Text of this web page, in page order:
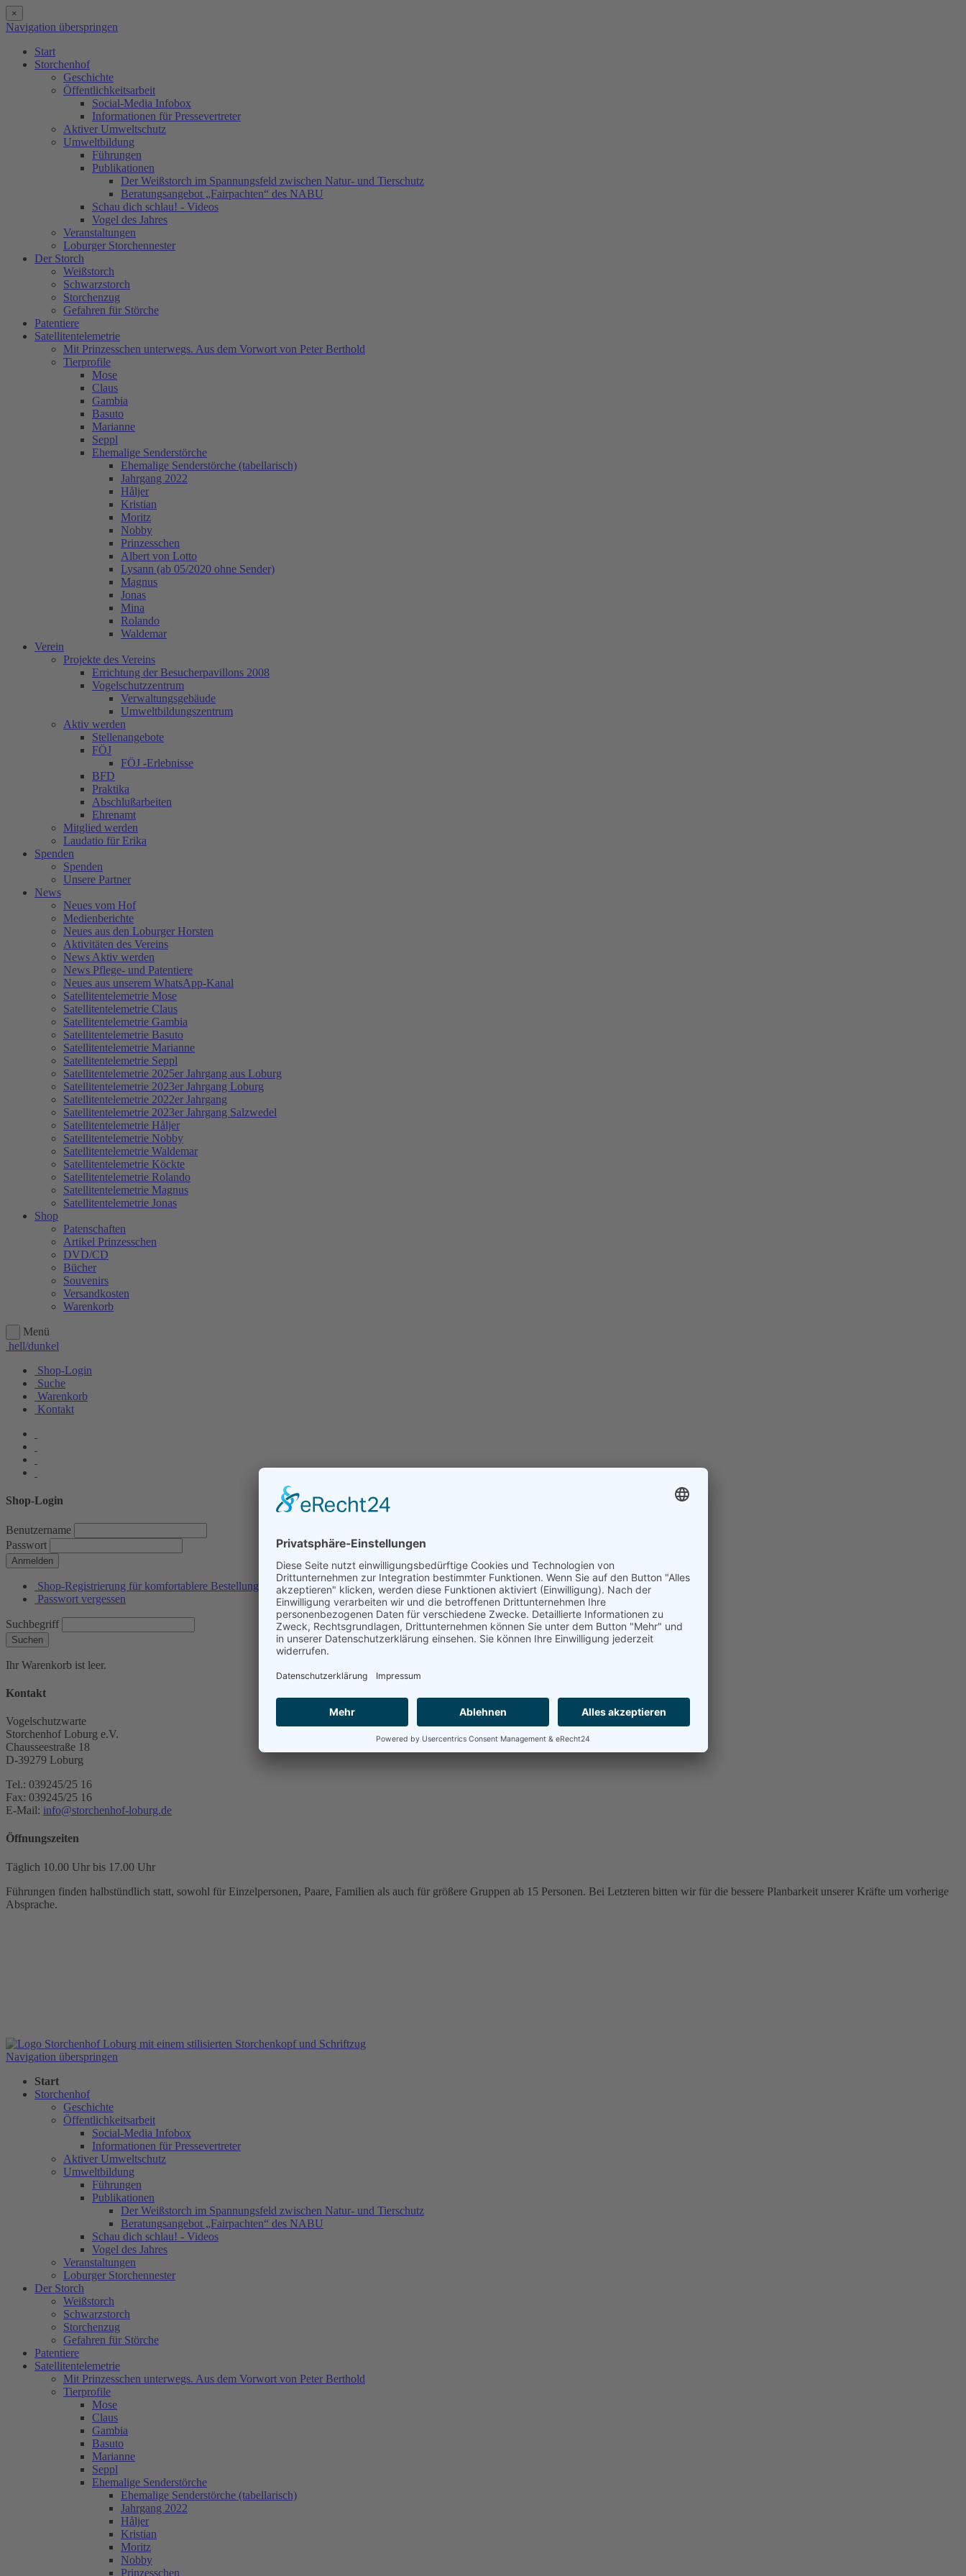
×
Navigation überspringen
Start
Storchenhof
Geschichte
Öffentlichkeitsarbeit
Social-Media Infobox
Informationen für Pressevertreter
Aktiver Umweltschutz
Umweltbildung
Führungen
Publikationen
Der Weißstorch im Spannungsfeld zwischen Natur- und Tierschutz
Beratungsangebot „Fairpachten“ des NABU
Schau dich schlau! - Videos
Vogel des Jahres
Veranstaltungen
Loburger Storchennester
Der Storch
Weißstorch
Schwarzstorch
Storchenzug
Gefahren für Störche
Patentiere
Satellitentelemetrie
Mit Prinzesschen unterwegs. Aus dem Vorwort von Peter Berthold
Tierprofile
Mose
Claus
Gambia
Basuto
Marianne
Seppl
Ehemalige Senderstörche
Ehemalige Senderstörche (tabellarisch)
Jahrgang 2022
Håljer
Kristian
Moritz
Nobby
Prinzesschen
Albert von Lotto
Lysann (ab 05/2020 ohne Sender)
Magnus
Jonas
Mina
Rolando
Waldemar
Verein
Projekte des Vereins
Errichtung der Besucherpavillons 2008
Vogelschutzzentrum
Verwaltungsgebäude
Umweltbildungszentrum
Aktiv werden
Stellenangebote
FÖJ
FÖJ -Erlebnisse
BFD
Praktika
Abschlußarbeiten
Ehrenamt
Mitglied werden
Laudatio für Erika
Spenden
Spenden
Unsere Partner
News
Neues vom Hof
Medienberichte
Neues aus den Loburger Horsten
Aktivitäten des Vereins
News Aktiv werden
News Pflege- und Patentiere
Neues aus unserem WhatsApp-Kanal
Satellitentelemetrie Mose
Satellitentelemetrie Claus
Satellitentelemetrie Gambia
Satellitentelemetrie Basuto
Satellitentelemetrie Marianne
Satellitentelemetrie Seppl
Satellitentelemetrie 2025er Jahrgang aus Loburg
Satellitentelemetrie 2023er Jahrgang Loburg
Satellitentelemetrie 2022er Jahrgang
Satellitentelemetrie 2023er Jahrgang Salzwedel
Satellitentelemetrie Håljer
Satellitentelemetrie Nobby
Satellitentelemetrie Waldemar
Satellitentelemetrie Köckte
Satellitentelemetrie Rolando
Satellitentelemetrie Magnus
Satellitentelemetrie Jonas
Shop
Patenschaften
Artikel Prinzesschen
DVD/CD
Bücher
Souvenirs
Versandkosten
Warenkorb
Menü
hell/dunkel
Shop-Login
Suche
Warenkorb
Kontakt
Shop-Login
Benutzername
Passwort
Anmelden
Shop-Registrierung für komfortablere Bestellungen
Passwort vergessen
Suchbegriff
Suchen
Ihr Warenkorb ist leer.
Kontakt
Vogelschutzwarte
Storchenhof Loburg e.V.
Chausseestraße 18
D-39279 Loburg
Tel.: 039245/25 16
Fax: 039245/25 16
E-Mail: info@storchenhof-loburg.de
Öffnungszeiten
Täglich 10.00 Uhr bis 17.00 Uhr
Führungen finden halbstündlich statt, sowohl für Einzelpersonen, Paare, Familien als auch für größere Gruppen ab 15 Personen. Bei Letzteren bitten wir für die bessere Planbarkeit unserer Kräfte um vorherige
Absprache.
Navigation überspringen
Start
Storchenhof
Geschichte
Öffentlichkeitsarbeit
Social-Media Infobox
Informationen für Pressevertreter
Aktiver Umweltschutz
Umweltbildung
Führungen
Publikationen
Der Weißstorch im Spannungsfeld zwischen Natur- und Tierschutz
Beratungsangebot „Fairpachten“ des NABU
Schau dich schlau! - Videos
Vogel des Jahres
Veranstaltungen
Loburger Storchennester
Der Storch
Weißstorch
Schwarzstorch
Storchenzug
Gefahren für Störche
Patentiere
Satellitentelemetrie
Mit Prinzesschen unterwegs. Aus dem Vorwort von Peter Berthold
Tierprofile
Mose
Claus
Gambia
Basuto
Marianne
Seppl
Ehemalige Senderstörche
Ehemalige Senderstörche (tabellarisch)
Jahrgang 2022
Håljer
Kristian
Moritz
Nobby
Prinzesschen